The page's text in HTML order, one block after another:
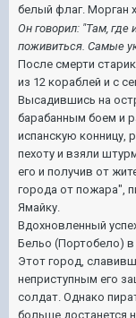
белый флаг. Морган
Он говорил: "Там, где
поживиться. Самые
После смерти
из 12 кораблей и с
Высадившись на
барабанным боем и
испанскую конницу,
пехоту и взяли
его и получив от
города от пожара",
Ямайку.
Вдохновленный
Бельо (Портобело)
Этот город,
неприступным его
солдат. Однако
больше достанется